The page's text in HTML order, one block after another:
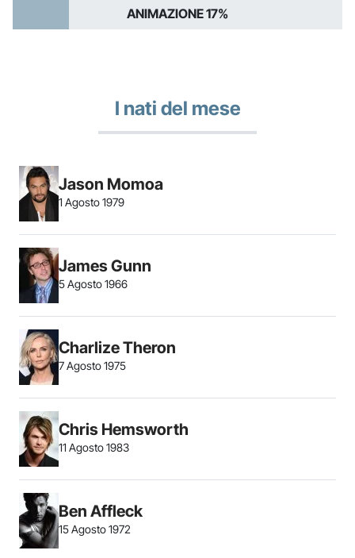
ANIMAZIONE 17%
I nati del mese
Jason Momoa
1 Agosto 1979
James Gunn
5 Agosto 1966
Charlize Theron
7 Agosto 1975
Chris Hemsworth
11 Agosto 1983
Ben Affleck
15 Agosto 1972